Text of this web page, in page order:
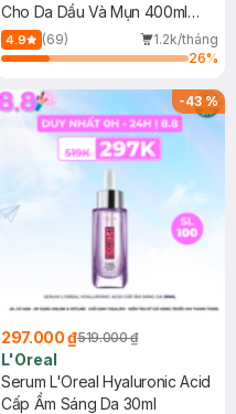
Cho Da Dầu Và Mụn 400ml
(Mới)
4.9 (69)
1.2k/tháng
26%
-43%
297.000 ₫519.000 ₫
L'Oreal
Serum L'Oreal Hyaluronic Acid
Cấp Ẩm Sáng Da 30ml